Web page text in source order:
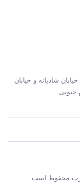
شادیانه و خیابان
محفوظ است.